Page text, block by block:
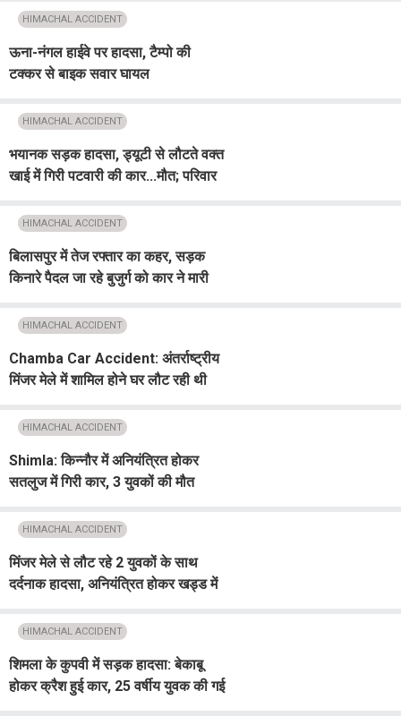
HIMACHAL ACCIDENT
ऊना-नंगल हाईवे पर हादसा, टैम्पो की
टक्कर से बाइक सवार घायल
HIMACHAL ACCIDENT
भयानक सड़क हादसा, ड्यूटी से लौटते वक्त
खाई में गिरी पटवारी की कार...मौत; परिवार
HIMACHAL ACCIDENT
बिलासपुर में तेज रफ्तार का कहर, सड़क
किनारे पैदल जा रहे बुजुर्ग को कार ने मारी
HIMACHAL ACCIDENT
Chamba Car Accident: अंतर्राष्ट्रीय
मिंजर मेले में शामिल होने घर लौट रही थी
HIMACHAL ACCIDENT
Shimla: किन्नौर में अनियंत्रित होकर
सतलुज में गिरी कार, 3 युवकों की मौत
HIMACHAL ACCIDENT
मिंजर मेले से लौट रहे 2 युवकों के साथ
दर्दनाक हादसा, अनियंत्रित होकर खड्ड में
HIMACHAL ACCIDENT
शिमला के कुपवी में सड़क हादसा: बेकाबू
होकर क्रैश हुई कार, 25 वर्षीय युवक की गई